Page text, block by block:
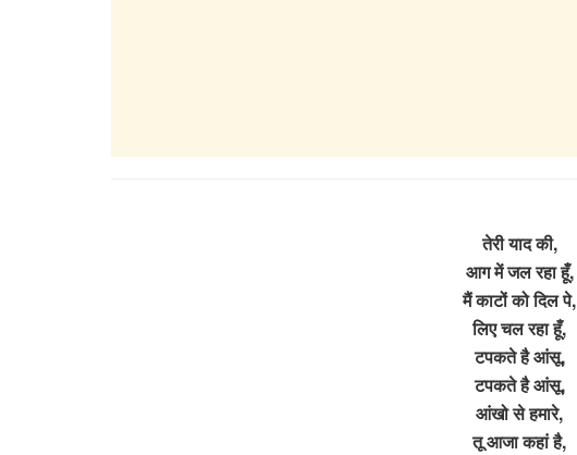
तेरी याद की,
आग में जल रहा हूँ,
मैं काटों को दिल पे,
लिए चल रहा हूँ,
टपकते है आंसू,
टपकते है आंसू,
आंखो से हमारे,
तू आजा कहां है,